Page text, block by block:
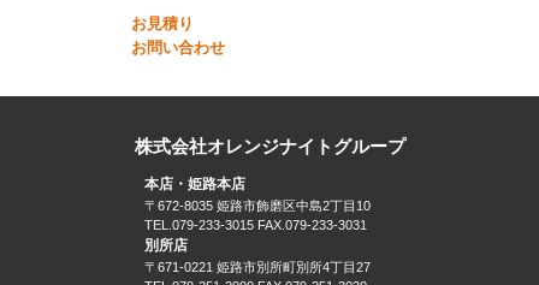
お見積り
お問い合わせ
株式会社オレンジナイトグループ
本店・姫路本店
〒672-8035 姫路市飾磨区中島2丁目10
TEL.079-233-3015 FAX.079-233-3031
別所店
〒671-0221 姫路市別所町別所4丁目27